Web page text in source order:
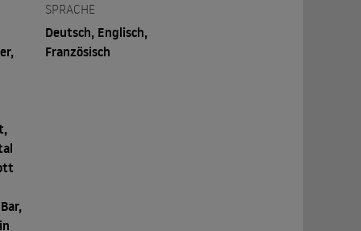
SPRACHE
Deutsch, Englisch,
Französisch